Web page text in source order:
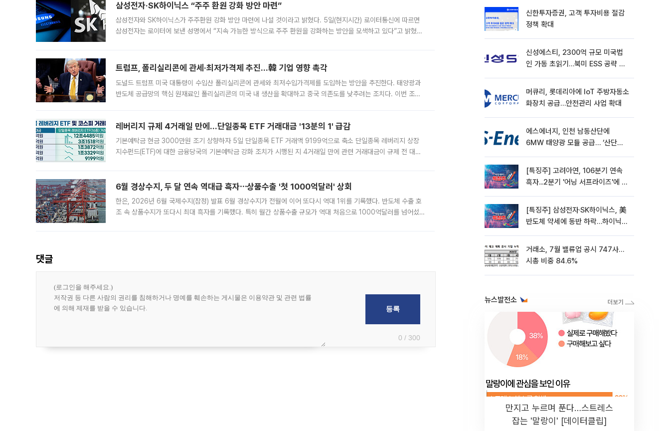
삼성전자·SK하이닉스 “주주 환원 강화 방안 마련”
삼성전자와 SK하이닉스가 주주환원 강화 방안 마련에 나설 것이라고 밝혔다. 5일(현지시간) 로이터통신에 따르면
삼성전자는 로이터에 보낸 성명에서 “지속 가능한 방식으로 주주 환원을 강화하는 방안을 모색하고 있다”고 밝혔다.
트럼프, 폴리실리콘에 관세·최저가격제 추진…韓 기업 영향 촉각
도널드 트럼프 미국 대통령이 수입산 폴리실리콘에 관세와 최저수입가격제를 도입하는 방안을 추진한다. 태양광과
반도체 공급망의 핵심 원재료인 폴리실리콘의 미국 내 생산을 확대하고 중국 의존도를 낮추려는 조치다. 이번 조처
레버리지 규제 4거래일 만에…단일종목 ETF 거래대금 '13분의 1' 급감
기본예탁금 현금 3000만원 조기 상향하자 5일 단일종목 ETF 거래액 9199억으로 축소 단일종목 레버리지 상장
지수펀드(ETF)에 대한 금융당국의 기본예탁금 강화 조치가 시행된 지 4거래일 만에 관련 거래대금이 규제 전 대비
6월 경상수지, 두 달 연속 역대급 흑자⋯상품수출 '첫 1000억달러' 상회
한은, 2026년 6월 국제수지(잠정) 발표 6월 경상수지가 전월에 이어 또다시 역대 1위를 기록했다. 반도체 수출 호
조 속 상품수지가 또다시 최대 흑자를 기록했다. 특히 월간 상품수출 규모가 역대 처음으로 1000억달러를 넘어섰
댓글
0 / 300
신한투자증권, 고객 투자비용 절감
정책 확대
신성에스티, 2300억 규모 미국법
인 가동 초읽기…북미 ESS 공략 본
머큐리, 롯데리아에 IoT 주방자동소
화장치 공급…안전관리 사업 확대
에스에너지, 인천 남동산단에
6MW 태양광 모듈 공급… ‘산단
[특징주] 고려아연, 106분기 연속
흑자...2분기 '어닝 서프라이즈'에 장
[특징주] 삼성전자·SK하이닉스, 美
반도체 약세에 동반 하락…하이닉스
거래소, 7월 밸류업 공시 747사…
시총 비중 84.6%
뉴스발전소
만지고 누르며 푼다…스트레스
잡는 '말랑이' [데이터클립]